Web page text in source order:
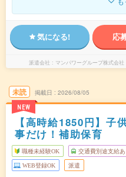
気になる! 応
派遣会社 マンパワーグループ株式会
未読
NEW
掲載日 2026/08/05
【高時給1850円】子
事だけ！補助保育
職種未経験OK 交通費別途支給あ
WEB登録OK 派遣